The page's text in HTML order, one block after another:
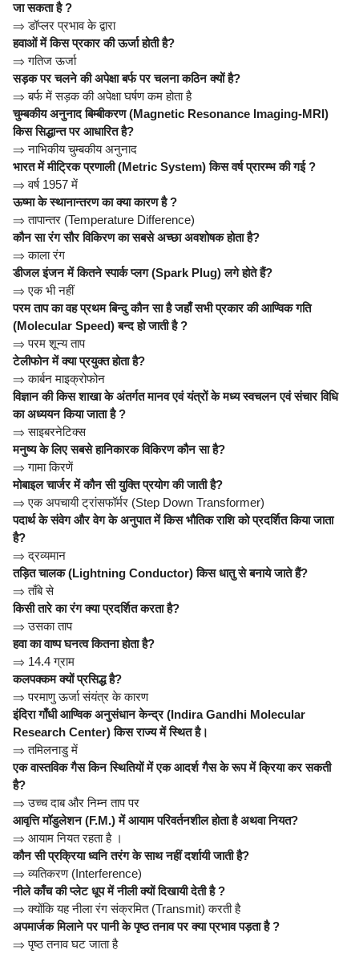
जा सकता है ?
⇒डॉप्लर प्रभाव के द्वारा
हवाओं में किस प्रकार की ऊर्जा होती है?
⇒ गतिज ऊर्जा
सड़क पर चलने की अपेक्षा बर्फ पर चलना कठिन क्यों है?
⇒ बर्फ में सड़क की अपेक्षा घर्षण कम होता है
चुम्बकीय अनुनाद बिम्बीकरण (Magnetic Resonance Imaging-MRI)
किस सिद्धान्त पर आधारित है?
⇒ नाभिकीय चुम्बकीय अनुनाद
भारत में मीट्रिक प्रणाली (Metric System) किस वर्ष प्रारम्भ की गई ?
⇒ वर्ष 1957 में
ऊष्मा के स्थानान्तरण का क्या कारण है ?
⇒तापान्तर (Temperature Difference)
कौन सा रंग सौर विकिरण का सबसे अच्छा अवशोषक होता है?
⇒ काला रंग
डीजल इंजन में कितने स्पार्क प्लग (Spark Plug) लगे होते हैं?
⇒ एक भी नहीं
परम ताप का वह प्रथम बिन्दु कौन सा है जहाँ सभी प्रकार की आण्विक गति
(Molecular Speed) बन्द हो जाती है ?
⇒परम शून्य ताप
टेलीफोन में क्या प्रयुक्त होता है?
⇒कार्बन माइक्रोफोन
विज्ञान की किस शाखा के अंतर्गत मानव एवं यंत्रों के मध्य स्वचलन एवं संचार विधि
का अध्ययन किया जाता है ?
⇒ साइबरनेटिक्स
मनुष्य के लिए सबसे हानिकारक विकिरण कौन सा है?
⇒गामा किरणें
मोबाइल चार्जर में कौन सी युक्ति प्रयोग की जाती है?
⇒ एक अपचायी ट्रांसफॉर्मर (Step Down Transformer)
पदार्थ के संवेग और वेग के अनुपात में किस भौतिक राशि को प्रदर्शित किया जाता
है?
⇒द्रव्यमान
तड़ित चालक (Lightning Conductor) किस धातु से बनाये जाते हैं?
⇒ ताँबे से
किसी तारे का रंग क्या प्रदर्शित करता है?
⇒उसका ताप
हवा का वाष्प घनत्व कितना होता है?
⇒ 14.4 ग्राम
कलपक्कम क्यों प्रसिद्ध है?
⇒ परमाणु ऊर्जा संयंत्र के कारण
इंदिरा गाँधी आण्विक अनुसंधान केन्द्र (Indira Gandhi Molecular
Research Center) किस राज्य में स्थित है।
⇒ तमिलनाडु में
एक वास्तविक गैस किन स्थितियों में एक आदर्श गैस के रूप में क्रिया कर सकती
है?
⇒ उच्च दाब और निम्न ताप पर
आवृत्ति मॉडुलेशन (F.M.) में आयाम परिवर्तनशील होता है अथवा नियत?
⇒ आयाम नियत रहता है ।
कौन सी प्रक्रिया ध्वनि तरंग के साथ नहीं दर्शायी जाती है?
⇒ व्यतिकरण (Interference)
नीले काँच की प्लेट धूप में नीली क्यों दिखायी देती है ?
⇒क्योंकि यह नीला रंग संक्रमित (Transmit) करती है
अपमार्जक मिलाने पर पानी के पृष्ठ तनाव पर क्या प्रभाव पड़ता है ?
⇒ पृष्ठ तनाव घट जाता है